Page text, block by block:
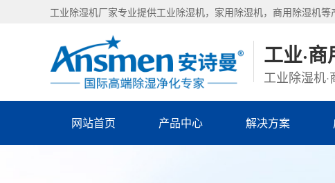
工业除湿机厂家专业提供工业除湿机，家用除湿机，商用除湿机等
工业·
工业除湿机
网站首页 产品中心 解决方案